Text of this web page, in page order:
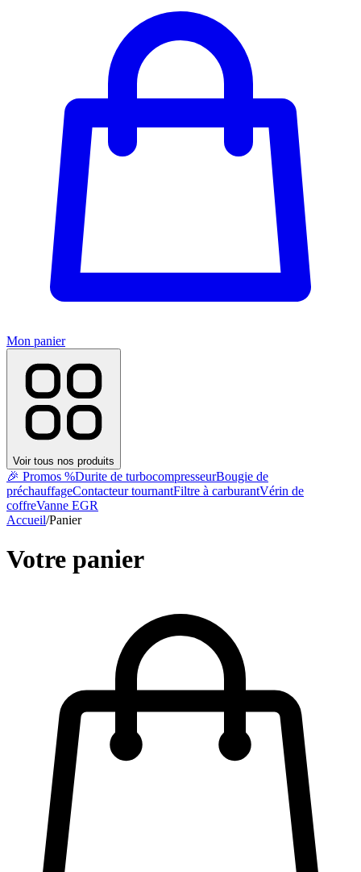
Mon panier
Voir tous nos produits
🎉 Promos %Durite de turbocompresseurBougie de
préchauffageContacteur tournantFiltre à carburantVérin de
coffreVanne EGR
Accueil/Panier
Votre panier